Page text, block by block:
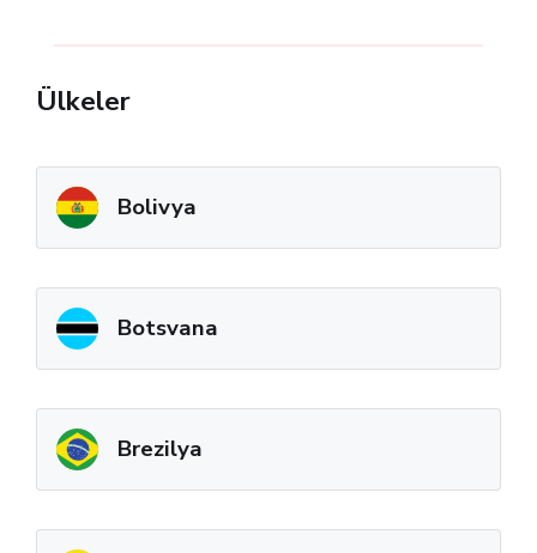
Ülkeler
Bolivya
Botsvana
Brezilya